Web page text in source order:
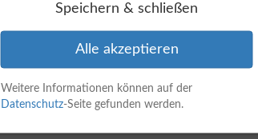
Speichern & schließen
Alle akzeptieren
Weitere Informationen können auf der
Datenschutz-Seite gefunden werden.